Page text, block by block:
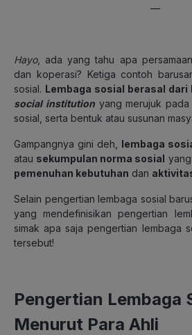
—
Hayo, ada yang tahu apa
dan koperasi? Ketiga contoh
sosial. Lembaga sosial berasal
social institution yang merujuk
sosial, serta bentuk atau susunan
Gampangnya gini deh, lembaga
atau sekumpulan norma sosial
pemenuhan kebutuhan dan
Selain pengertian lembaga sosial
yang mendefinisikan pengertian
simak apa saja pengertian lembaga
tersebut!
Pengertian Lembaga
Menurut Para Ahli